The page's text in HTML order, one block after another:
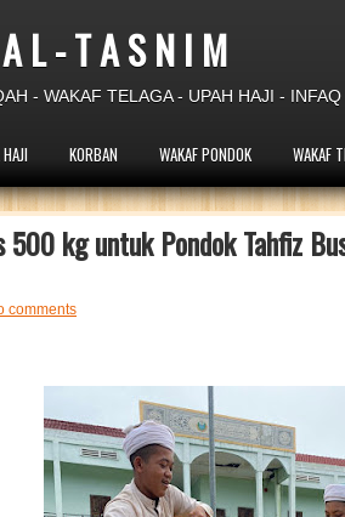
L - T A S N I M
- WAKAF TELAGA - UPAH HAJI - INFAQ
KORBAN WAKAF PONDOK WAKAF
500 kg untuk Pondok Tahfiz
comments